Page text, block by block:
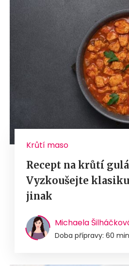
Krůtí maso
Recept na krůtí
Vyzkoušejte
jinak
Michaela
Doba přípravy: 60 min